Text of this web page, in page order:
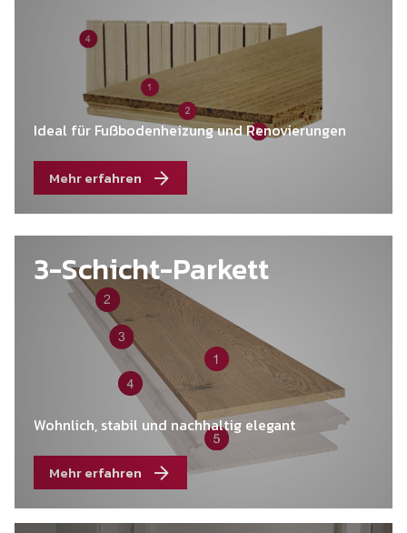
Ideal für Fußbodenheizung und Renovierungen
Mehr erfahren
3-Schicht-Parkett
Wohnlich, stabil und nachhaltig elegant
Mehr erfahren